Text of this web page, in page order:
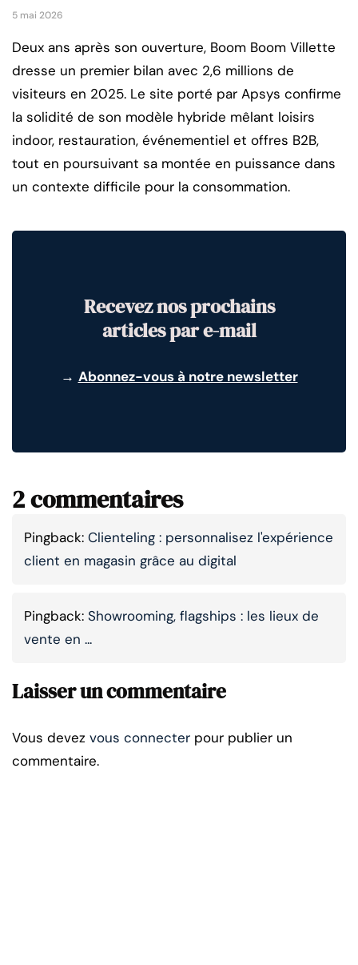
5 mai 2026
Deux ans après son ouverture, Boom Boom Villette
dresse un premier bilan avec 2,6 millions de
visiteurs en 2025. Le site porté par Apsys confirme
la solidité de son modèle hybride mêlant loisirs
indoor, restauration, événementiel et offres B2B,
tout en poursuivant sa montée en puissance dans
un contexte difficile pour la consommation.
Recevez nos prochains
articles par e-mail
→ Abonnez-vous à notre newsletter
2 commentaires
Pingback: Clienteling : personnalisez l'expérience
client en magasin grâce au digital
Pingback: Showrooming, flagships : les lieux de
vente en ...
Laisser un commentaire
Vous devez vous connecter pour publier un
commentaire.